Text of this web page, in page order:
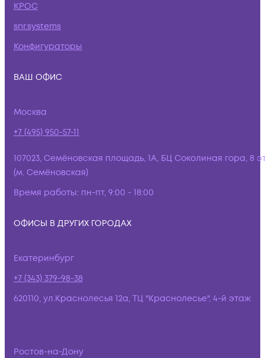
КРОС
snr.systems
Конфигураторы
ВАШ ОФИС
Москва
+7 (495) 950-57-11
107023, Семёновская площадь, 1А, БЦ Соколиная гора, 8
(м. Семёновская)
Время работы: пн-пт, 9:00 - 18:00
ОФИСЫ В ДРУГИХ ГОРОДАХ
Екатеринбург
+7 (343) 379-98-38
620110, ул.Краснолесья 12а, ТЦ "Краснолесье", 4-й этаж
Ростов-на-Дону